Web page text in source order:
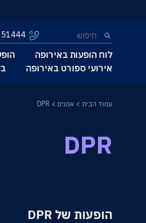
לוח הופעות באירופה
אירועי ספורט באירופה
עמוד הבית אמנים DPR
DPR
הופעות של DPR